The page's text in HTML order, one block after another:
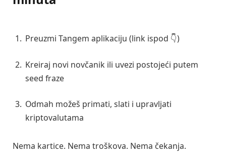
Preuzmi Tangem aplikaciju (link ispod 👇)
Kreiraj novi novčanik ili uvezi postojeći putem
seed fraze
Odmah možeš primati, slati i upravljati
kriptovalutama
Nema kartice. Nema troškova. Nema čekanja.